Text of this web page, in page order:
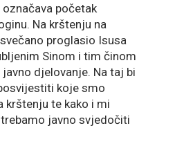
početak
Na krštenju na
proglasio Isusa
Sinom i tim činom
djelovanje. Na taj bi
koje smo
krštenju te kako i mi
javno svjedočiti